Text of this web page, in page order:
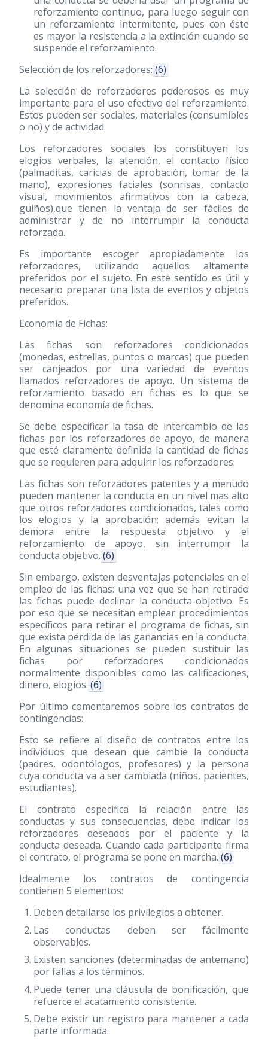
reforzamiento continuo, para luego seguir con
un reforzamiento intermitente, pues con éste
es mayor la resistencia a la extinción cuando se
suspende el reforzamiento.
Selección de los reforzadores: (6)
La selección de reforzadores poderosos es muy
importante para el uso efectivo del reforzamiento.
Estos pueden ser sociales, materiales (consumibles
o no) y de actividad.
Los reforzadores sociales los constituyen los
elogios verbales, la atención, el contacto físico
(palmaditas, caricias de aprobación, tomar de la
mano), expresiones faciales (sonrisas, contacto
visual, movimientos afirmativos con la cabeza,
guiños),que tienen la ventaja de ser fáciles de
administrar y de no interrumpir la conducta
reforzada.
Es importante escoger apropiadamente los
reforzadores, utilizando aquellos altamente
preferidos por el sujeto. En este sentido es útil y
necesario preparar una lista de eventos y objetos
preferidos.
Economía de Fichas:
Las fichas son reforzadores condicionados
(monedas, estrellas, puntos o marcas) que pueden
ser canjeados por una variedad de eventos
llamados reforzadores de apoyo. Un sistema de
reforzamiento basado en fichas es lo que se
denomina economía de fichas.
Se debe especificar la tasa de intercambio de las
fichas por los reforzadores de apoyo, de manera
que esté claramente definida la cantidad de fichas
que se requieren para adquirir los reforzadores.
Las fichas son reforzadores patentes y a menudo
pueden mantener la conducta en un nivel mas alto
que otros reforzadores condicionados, tales como
los elogios y la aprobación; además evitan la
demora entre la respuesta objetivo y el
reforzamiento de apoyo, sin interrumpir la
conducta objetivo. (6)
Sin embargo, existen desventajas potenciales en el
empleo de las fichas: una vez que se han retirado
las fichas puede declinar la conducta-objetivo. Es
por eso que se necesitan emplear procedimientos
específicos para retirar el programa de fichas, sin
que exista pérdida de las ganancias en la conducta.
En algunas situaciones se pueden sustituir las
fichas por reforzadores condicionados
normalmente disponibles como las calificaciones,
dinero, elogios. (6)
Por último comentaremos sobre los contratos de
contingencias:
Esto se refiere al diseño de contratos entre los
individuos que desean que cambie la conducta
(padres, odontólogos, profesores) y la persona
cuya conducta va a ser cambiada (niños, pacientes,
estudiantes).
El contrato especifica la relación entre las
conductas y sus consecuencias, debe indicar los
reforzadores deseados por el paciente y la
conducta deseada. Cuando cada participante firma
el contrato, el programa se pone en marcha. (6)
Idealmente los contratos de contingencia
contienen 5 elementos:
Deben detallarse los privilegios a obtener.
Las conductas deben ser fácilmente
observables.
Existen sanciones (determinadas de antemano)
por fallas a los términos.
Puede tener una cláusula de bonificación, que
refuerce el acatamiento consistente.
Debe existir un registro para mantener a cada
parte informada.